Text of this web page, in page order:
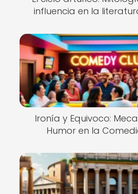
influencia en la
Ironía y Equivoco:
Humor en la